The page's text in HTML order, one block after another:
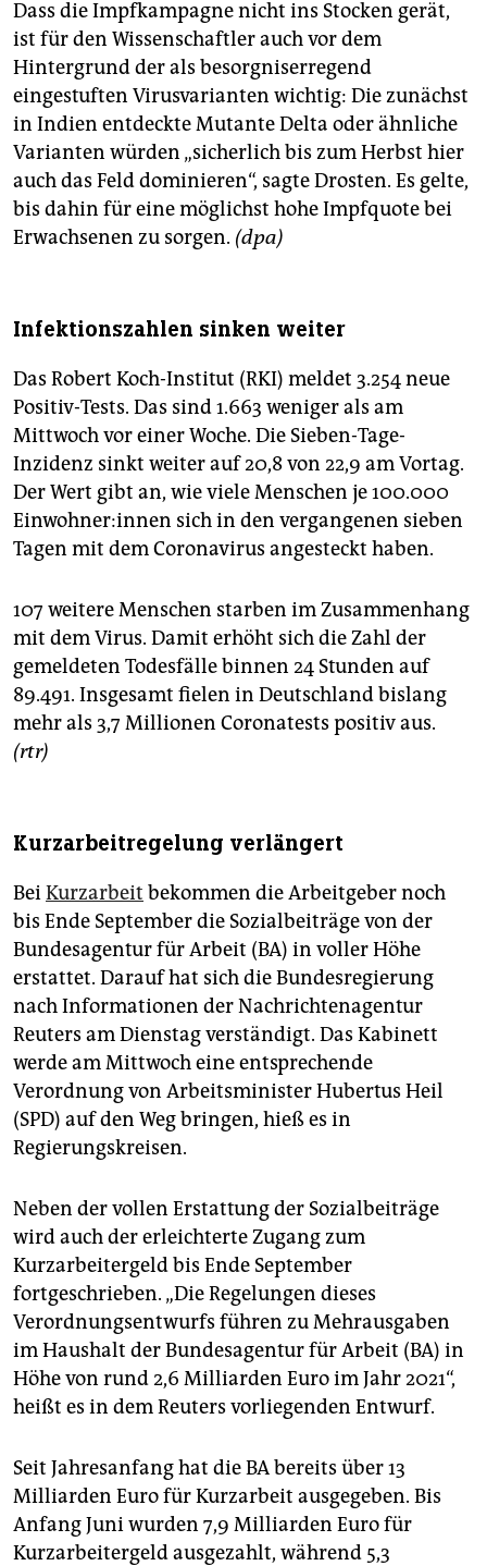
Dass die Impfkampagne nicht ins Stocken gerät,
ist für den Wissenschaftler auch vor dem
Hintergrund der als besorgniserregend
eingestuften Virusvarianten wichtig: Die zunächst
in Indien entdeckte Mutante Delta oder ähnliche
Varianten würden „sicherlich bis zum Herbst hier
auch das Feld dominieren“, sagte Drosten. Es gelte,
bis dahin für eine möglichst hohe Impfquote bei
Erwachsenen zu sorgen. (dpa)
Infektionszahlen sinken weiter
Das Robert Koch-Institut (RKI) meldet 3.254 neue
Positiv-Tests. Das sind 1.663 weniger als am
Mittwoch vor einer Woche. Die Sieben-Tage-
Inzidenz sinkt weiter auf 20,8 von 22,9 am Vortag.
Der Wert gibt an, wie viele Menschen je 100.000
Ein­woh­ne­r:in­nen sich in den vergangenen sieben
Tagen mit dem Coronavirus angesteckt haben.
107 weitere Menschen starben im Zusammenhang
mit dem Virus. Damit erhöht sich die Zahl der
gemeldeten Todesfälle binnen 24 Stunden auf
89.491. Insgesamt fielen in Deutschland bislang
mehr als 3,7 Millionen Coronatests positiv aus.
(rtr)
Kurzarbeitregelung verlängert
BeiKurzarbeit bekommen die Arbeitgeber noch
bis Ende September die Sozialbeiträge von der
Bundesagentur für Arbeit (BA) in voller Höhe
erstattet. Darauf hat sich die Bundesregierung
nach Informationen der Nachrichtenagentur
Reuters am Dienstag verständigt. Das Kabinett
werde am Mittwoch eine entsprechende
Verordnung von Arbeitsminister Hubertus Heil
(SPD) auf den Weg bringen, hieß es in
Regierungskreisen.
Neben der vollen Erstattung der Sozialbeiträge
wird auch der erleichterte Zugang zum
Kurzarbeitergeld bis Ende September
fortgeschrieben. „Die Regelungen dieses
Verordnungsentwurfs führen zu Mehrausgaben
im Haushalt der Bundesagentur für Arbeit (BA) in
Höhe von rund 2,6 Milliarden Euro im Jahr 2021“,
heißt es in dem Reuters vorliegenden Entwurf.
Seit Jahresanfang hat die BA bereits über 13
Milliarden Euro für Kurzarbeit ausgegeben. Bis
Anfang Juni wurden 7,9 Milliarden Euro für
Kurzarbeitergeld ausgezahlt, während 5,3